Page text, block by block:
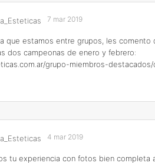
7 mar 2019
que estamos entre grupos, les comento
dos campeonas de enero y febrero:
grupo-miembros-
4 mar 2019
tu experiencia con fotos bien completa